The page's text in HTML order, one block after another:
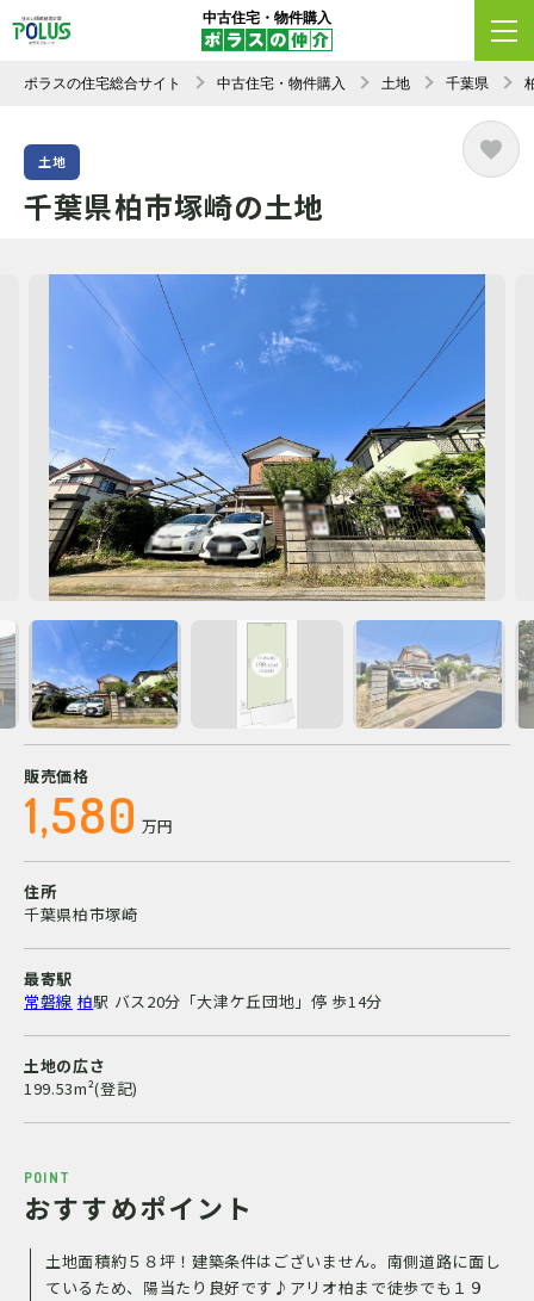
中古住宅・物件購入
ポラスの住宅総合サイト 中古住宅・物件購入 土地 千葉県
土地
千葉県柏市塚崎の土地
販売価格
1,580 万円
住所
千葉県柏市塚崎
最寄駅
常磐線 柏駅 バス20分「大津ケ丘団地」停 歩14分
土地の広さ
199.53m²(登記)
POINT
おすすめポイント
土地面積約５８坪！建築条件はございません。南側道路に面し
ているため、陽当たり良好です♪アリオ柏まで徒歩でも１９